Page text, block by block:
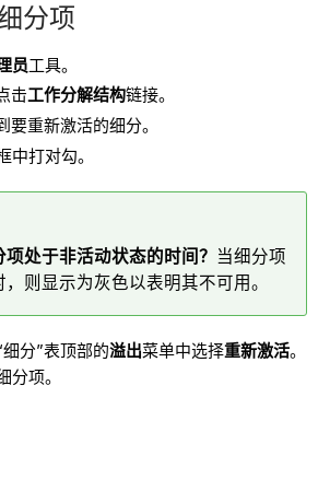
分项
员工具。
击工作分解结构链接。
要重新激活的细分。
中打对勾。
处于非活动状态的时间？ 当细分项
则显示为灰色以表明其不可用。
分”表顶部的溢出菜单中选择重新激活。
项。